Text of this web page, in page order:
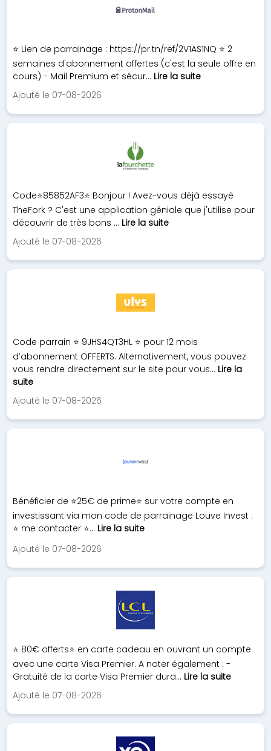
⭐ Lien de parrainage : https://pr.tn/ref/2V1AS1NQ ⭐ 2
semaines d'abonnement offertes (c'est la seule offre en
cours) - Mail Premium et sécur... Lire la suite
Ajouté le 07-08-2026
Code⭐️85852AF3⭐️ Bonjour ! Avez-vous déjà essayé
TheFork ? C'est une application géniale que j'utilise pour
découvrir de très bons ... Lire la suite
Ajouté le 07-08-2026
Code parrain ⭐️ 9JHS4QT3HL ⭐️ pour 12 mois
d’abonnement OFFERTS. Alternativement, vous pouvez
vous rendre directement sur le site pour vous... Lire la
suite
Ajouté le 07-08-2026
Bénéficier de ⭐️25€ de prime⭐️ sur votre compte en
investissant via mon code de parrainage Louve Invest :
⭐️ me contacter ⭐️... Lire la suite
Ajouté le 07-08-2026
⭐ 80€ offerts⭐ en carte cadeau en ouvrant un compte
avec une carte Visa Premier. A noter également : -
Gratuité de la carte Visa Premier dura... Lire la suite
Ajouté le 07-08-2026